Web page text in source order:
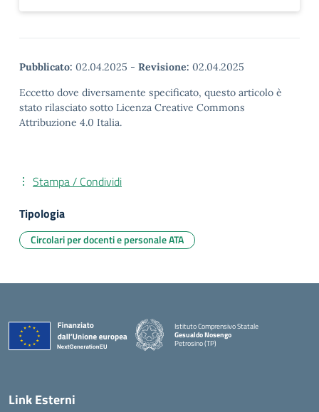
Pubblicato: 02.04.2025 - Revisione: 02.04.2025
Eccetto dove diversamente specificato, questo articolo è
stato rilasciato sotto Licenza Creative Commons
Attribuzione 4.0 Italia.
Stampa / Condividi
Tipologia
Circolari per docenti e personale ATA
Istituto Comprensivo Statale
Gesualdo Nosengo
Petrosino (TP)
Link Esterni